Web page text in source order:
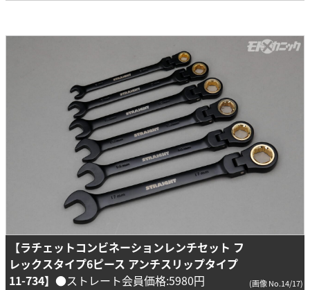
【ラチェットコンビネーションレンチセット フ
レックスタイプ6ピース アンチスリップタイプ
11-734】 ●ストレート会員価格:5980円 (画像 No.14/17)